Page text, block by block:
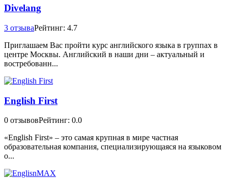
Divelang
3 отзываРейтинг: 4.7
Приглашаем Вас пройти курс английского языка в группах в
центре Москвы. Английский в наши дни – актуальный и
востребованн...
English First
0 отзывовРейтинг: 0.0
«English First» – это самая крупная в мире частная
образовательная компания, специализирующаяся на языковом
о...